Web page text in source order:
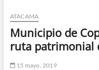
ATACAMA
Municipio de
ruta patrimonial
15 mayo, 2019